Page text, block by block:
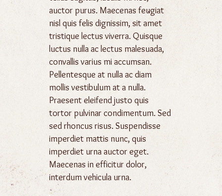
auctor purus. Maecenas feugiat
nisl quis felis dignissim, sit amet
tristique lectus viverra. Quisque
luctus nulla ac lectus malesuada,
convallis varius mi accumsan.
Pellentesque at nulla ac diam
mollis vestibulum at a nulla.
Praesent eleifend justo quis
tortor pulvinar condimentum. Sed
sed rhoncus risus. Suspendisse
imperdiet mattis nunc, quis
imperdiet urna auctor eget.
Maecenas in efficitur dolor,
interdum vehicula urna.